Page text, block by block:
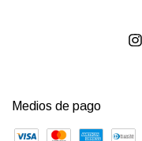
Medios de pago